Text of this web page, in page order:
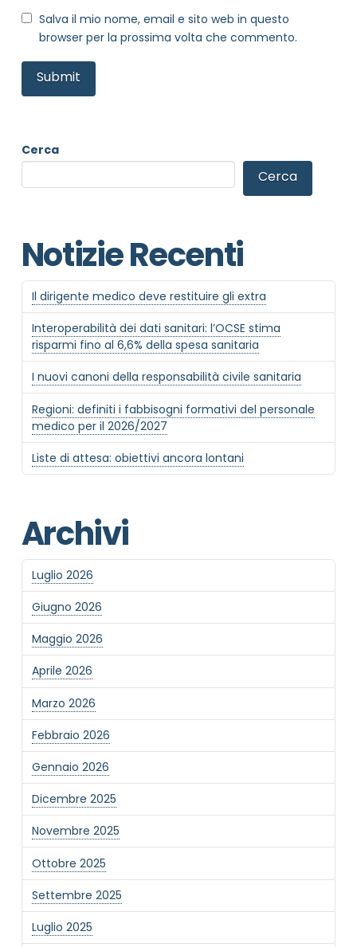
Salva il mio nome, email e sito web in questo
browser per la prossima volta che commento.
Cerca
Cerca
Notizie Recenti
Il dirigente medico deve restituire gli extra
Interoperabilità dei dati sanitari: l’OCSE stima
risparmi fino al 6,6% della spesa sanitaria
I nuovi canoni della responsabilità civile sanitaria
Regioni: definiti i fabbisogni formativi del personale
medico per il 2026/2027
Liste di attesa: obiettivi ancora lontani
Archivi
Luglio 2026
Giugno 2026
Maggio 2026
Aprile 2026
Marzo 2026
Febbraio 2026
Gennaio 2026
Dicembre 2025
Novembre 2025
Ottobre 2025
Settembre 2025
Luglio 2025